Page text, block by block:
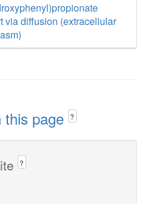
via diffusion (extracellular
this page ?
?